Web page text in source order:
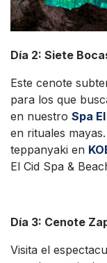
Día 2: Siete
Este cenote
para los que
en nuestro Spa
en rituales
teppanyaki en
El Cid Spa &
Día 3: Cenote
Visita el